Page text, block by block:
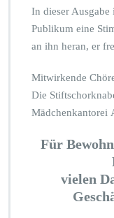
In dieser Ausgabe
Publikum eine
an ihn heran, er
Mitwirkende
Die
Mädchenkantorei
Für
vielen